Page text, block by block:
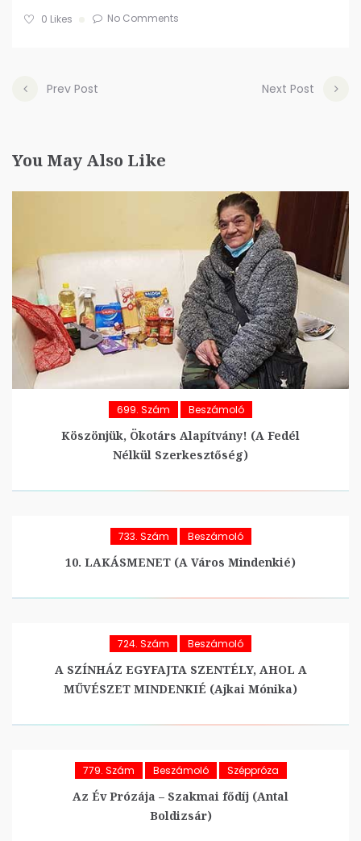
0 Likes No Comments
Prev Post Next Post
You May Also Like
699. Szám Beszámoló
Köszönjük, Ökotárs Alapítvány! (A Fedél
Nélkül Szerkesztőség)
733. Szám Beszámoló
10. LAKÁSMENET (A Város Mindenkié)
724. Szám Beszámoló
A SZÍNHÁZ EGYFAJTA SZENTÉLY, AHOL A
MŰVÉSZET MINDENKIÉ (Ajkai Mónika)
779. Szám Beszámoló Széppróza
Az Év Prózája – Szakmai fődíj (Antal
Boldizsár)